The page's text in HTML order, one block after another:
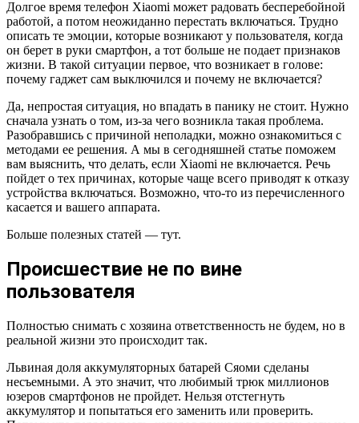
Долгое время телефон Xiaomi может радовать бесперебойной
работой, а потом неожиданно перестать включаться. Трудно
описать те эмоции, которые возникают у пользователя, когда
он берет в руки смартфон, а тот больше не подает признаков
жизни. В такой ситуации первое, что возникает в голове:
почему гаджет сам выключился и почему не включается?
Да, непростая ситуация, но впадать в панику не стоит. Нужно
сначала узнать о том, из-за чего возникла такая проблема.
Разобравшись с причиной неполадки, можно ознакомиться с
методами ее решения. А мы в сегодняшней статье поможем
вам выяснить, что делать, если Xiaomi не включается. Речь
пойдет о тех причинах, которые чаще всего приводят к отказу
устройства включаться. Возможно, что-то из перечисленного
касается и вашего аппарата.
Больше полезных статей — тут.
Происшествие не по вине
пользователя
Полностью снимать с хозяина ответственность не будем, но в
реальной жизни это происходит так.
Львиная доля аккумуляторных батарей Сяоми сделаны
несъемными. А это значит, что любимый трюк миллионов
юзеров смартфонов не пройдет. Нельзя отстегнуть
аккумулятор и попытаться его заменить или проверить.